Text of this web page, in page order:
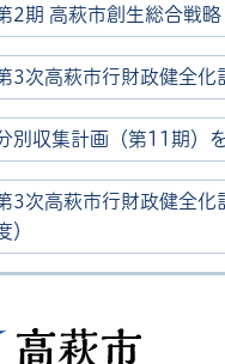
2期 高萩市創生総合戦略
3次高萩市行財政健全化
別収集計画（第11期）
3次高萩市行財政健全化
）